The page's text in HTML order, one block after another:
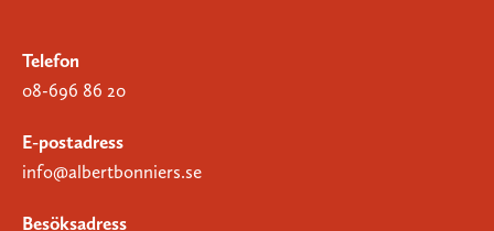
Telefon
08-696 86 20
E-postadress
info@albertbonniers.se
Besöksadress